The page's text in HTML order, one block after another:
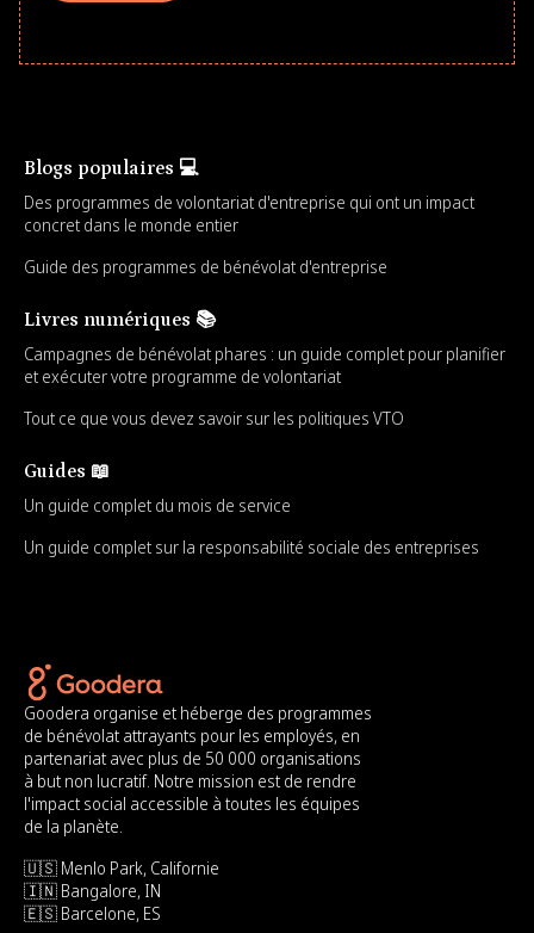
Blogs populaires 💻
Des programmes de volontariat d'entreprise qui ont un impact
concret dans le monde entier
Guide des programmes de bénévolat d'entreprise
Livres numériques 📚
Campagnes de bénévolat phares : un guide complet pour planifier
et exécuter votre programme de volontariat
Tout ce que vous devez savoir sur les politiques VTO
Guides 📖
Un guide complet du mois de service
Un guide complet sur la responsabilité sociale des entreprises
Goodera organise et héberge des programmes
de bénévolat attrayants pour les employés, en
partenariat avec plus de 50 000 organisations
à but non lucratif. Notre mission est de rendre
l'impact social accessible à toutes les équipes
de la planète.
🇺🇸 Menlo Park, Californie
🇮🇳 Bangalore, IN
🇪🇸 Barcelone, ES